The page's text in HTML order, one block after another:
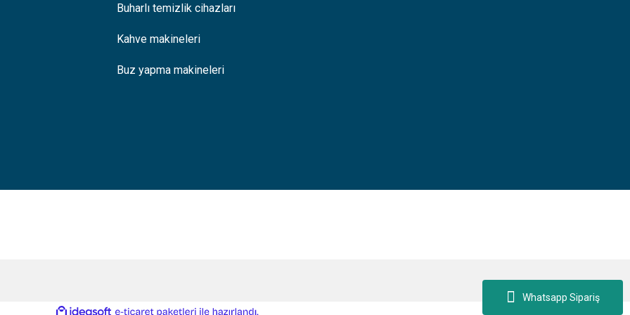
Whatsapp Sipariş
Buharlı temizlik cihazları
Kahve makineleri
Buz yapma makineleri
ideasoft e-